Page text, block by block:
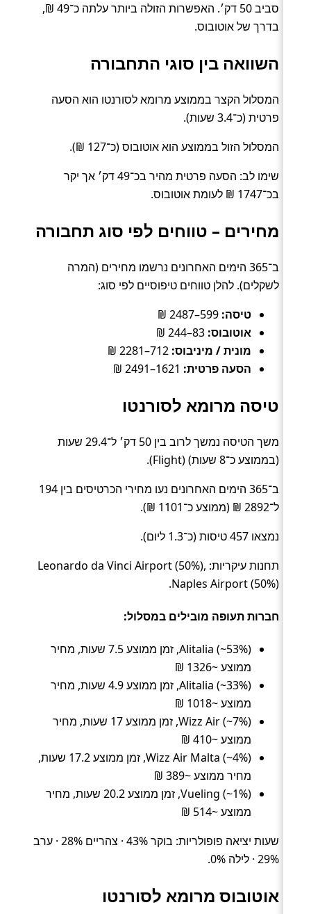
סביב 50 דק׳. האפשרות הזולה ביותר עלתה כ־49 ₪,
בדרך של אוטובוס.
השוואה בין סוגי התחבורה
המסלול הקצר בממוצע מרומא לסורנטו הוא הסעה
פרטית (כ־3.4 שעות).
המסלול הזול בממוצע הוא אוטובוס (כ־127 ₪).
שימו לב: הסעה פרטית מהיר בכ־49 דק׳ אך יקר
בכ־1747 ₪ לעומת אוטובוס.
מחירים – טווחים לפי סוג תחבורה
ב־365 הימים האחרונים נרשמו מחירים (המרה
לשקלים). להלן טווחים טיפוסיים לפי סוג:
טיסה:
אוטובוס:
מונית / מיניבוס:
הסעה פרטית:
טיסה מרומא לסורנטו
משך הטיסה נמשך לרוב בין 50 דק׳ ל־29.4 שעות
(בממוצע כ־8 שעות) (Flight).
ב־365 הימים האחרונים נעו מחירי הכרטיסים בין 194
ל־2892 ₪ (ממוצע כ־1101 ₪).
נמצאו 457 טיסות (כ־1.3 ליום).
תחנות עיקריות: Leonardo da Vinci Airport (50%),
Naples Airport (50%).
חברות תעופה מובילים במסלול:
Alitalia (~53%), זמן ממוצע 7.5 שעות, מחיר
ממוצע ~1326 ₪
Alitalia (~33%), זמן ממוצע 4.9 שעות, מחיר
ממוצע ~1018 ₪
Wizz Air (~7%), זמן ממוצע 17 שעות, מחיר
ממוצע ~410 ₪
Wizz Air Malta (~4%), זמן ממוצע 17.2 שעות,
מחיר ממוצע ~389 ₪
Vueling (~1%), זמן ממוצע 20.2 שעות, מחיר
ממוצע ~514 ₪
שעות יציאה פופולריות: בוקר 43% · צהריים 28% · ערב
29% · לילה 0%.
אוטובוס מרומא לסורנטו